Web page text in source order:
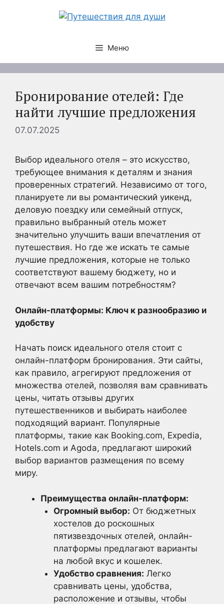
Меню
Бронирование отелей: Где
найти лучшие предложения
07.07.2025
Выбор идеального отеля – это искусство,
требующее внимания к деталям и знания
проверенных стратегий. Независимо от того,
планируете ли вы романтический уикенд,
деловую поездку или семейный отпуск,
правильно выбранный отель может
значительно улучшить ваши впечатления от
путешествия. Но где же искать те самые
лучшие предложения, которые не только
соответствуют вашему бюджету, но и
отвечают всем вашим потребностям?
Онлайн-платформы: Ключ к разнообразию и
удобству
Начать поиск идеального отеля стоит с
онлайн-платформ бронирования. Эти сайты,
как правило, агрегируют предложения от
множества отелей, позволяя вам сравнивать
цены, читать отзывы других
путешественников и выбирать наиболее
подходящий вариант. Популярные
платформы, такие как Booking.com, Expedia,
Hotels.com и Agoda, предлагают широкий
выбор вариантов размещения по всему
миру.
Преимущества онлайн-платформ:
Огромный выбор: От бюджетных
хостелов до роскошных
пятизвездочных отелей, онлайн-
платформы предлагают варианты
на любой вкус и кошелек.
Удобство сравнения: Легко
сравнивать цены, удобства,
расположение и отзывы, чтобы